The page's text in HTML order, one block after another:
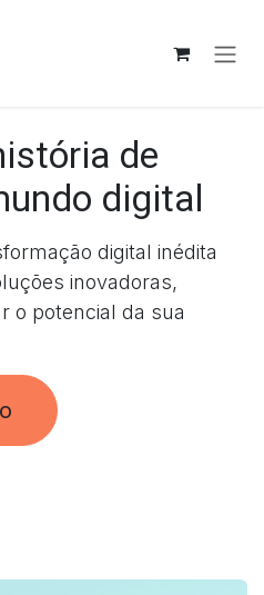
de
digital
digital inédita
inovadoras,
o potencial da sua